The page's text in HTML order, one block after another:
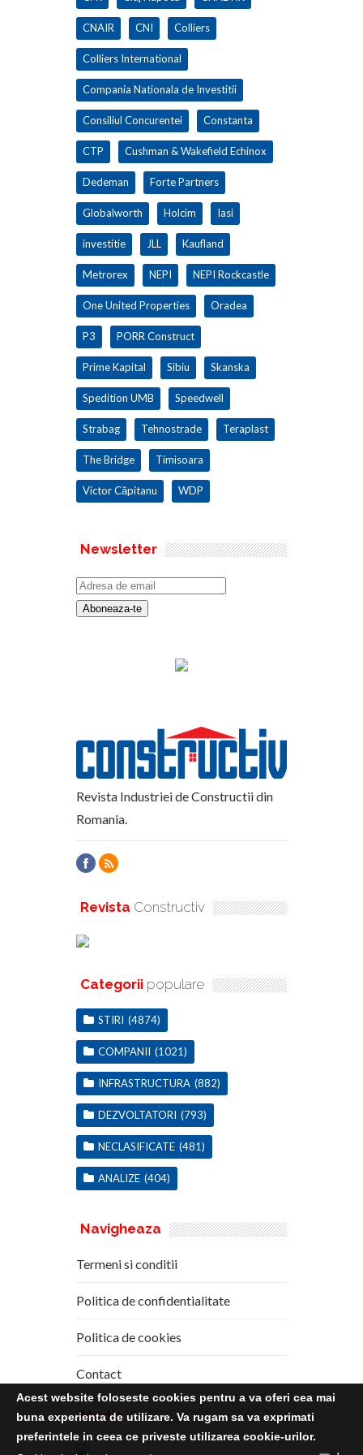
CNAIR CNI Colliers
Colliers International
Compania Nationala de Investitii
Consiliul Concurentei Constanta
CTP Cushman & Wakefield Echinox
Dedeman Forte Partners
Globalworth Holcim Iasi
investitie JLL Kaufland
Metrorex NEPI NEPI Rockcastle
One United Properties Oradea
P3 PORR Construct
Prime Kapital Sibiu Skanska
Spedition UMB Speedwell
Strabag Tehnostrade Teraplast
The Bridge Timisoara
Victor Căpitanu WDP
Newsletter
Revista Industriei de Constructii din
Romania.
Revista Constructiv
Categorii populare
STIRI (4874)
COMPANII (1021)
INFRASTRUCTURA (882)
DEZVOLTATORI (793)
NECLASIFICATE (481)
ANALIZE (404)
Navigheaza
Termeni si conditii
Politica de confidentialitate
Politica de cookies
Contact
Media Kit
Acest website foloseste cookies pentru a va oferi cea mai
buna experienta de utilizare. Va rugam sa va exprimati
preferintele in ceea ce priveste utilizarea cookie-urilor.